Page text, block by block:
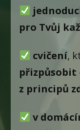
pro Tvůj
cvičení,
přizpůsobit
z principů
v